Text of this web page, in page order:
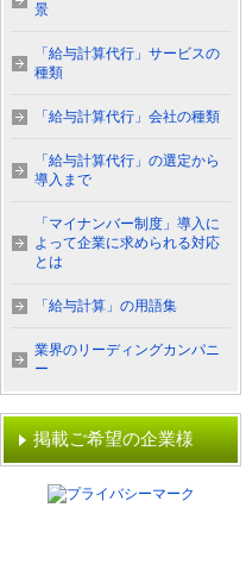
景
「給与計算代行」サービスの
種類
「給与計算代行」会社の種類
「給与計算代行」の選定から
導入まで
「マイナンバー制度」導入に
よって企業に求められる対応
とは
「給与計算」の用語集
業界のリーディングカンパニ
ー
掲載ご希望の企業様